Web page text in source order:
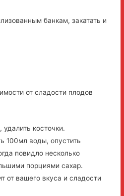
банкам, закатать и
от сладости плодов
косточки.
100мл воды, опустить
повидло несколько
порциями сахар.
от вашего вкуса и сладости